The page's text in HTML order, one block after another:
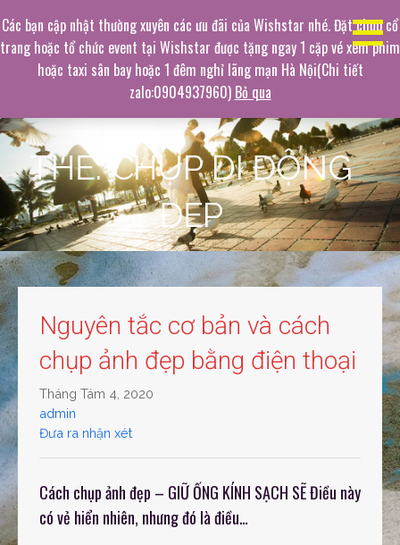
tới
phần
Dịch vụ chụp ảnh hàng đầu
Không gian chụp ảnh mê hoặc
THẺ: CHỤP DI ĐỘNG
ĐẸP
Nguyên tắc cơ bản và cách
chụp ảnh đẹp bằng điện thoại
Tháng Tám 4, 2020
admin
Đưa ra nhận xét
Cách chụp ảnh đẹp – GIỮ ỐNG KÍNH SẠCH SẼ Điều này
có vẻ hiển nhiên, nhưng đó là điều…
Các bạn cập nhật thường xuyên các ưu đãi của Wishstar nhé. Đặt chụp cổ
trang hoặc tổ chức event tại Wishstar được tặng ngay 1 cặp vé xem phim
hoặc taxi sân bay hoặc 1 đêm nghỉ lãng mạn Hà Nội(Chi tiết
zalo:0904937960) Bỏ qua